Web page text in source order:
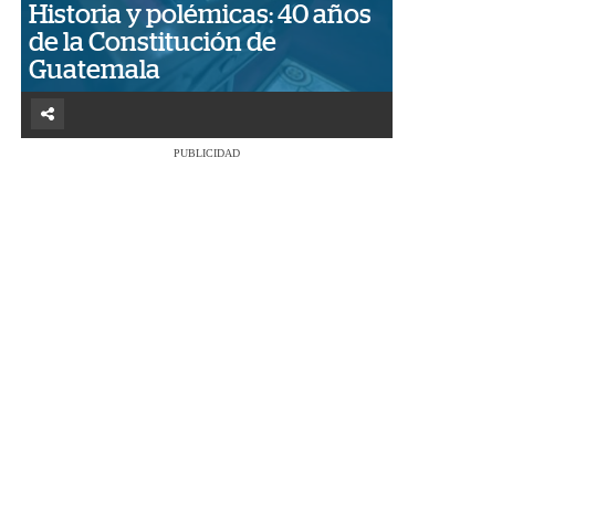
Historia y polémicas: 40 años
de la Constitución de
Guatemala
PUBLICIDAD